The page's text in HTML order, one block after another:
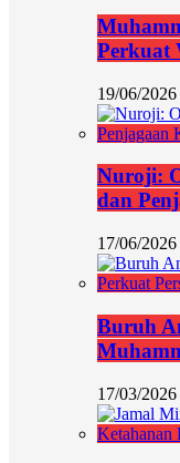
Perkuat
19/06/2026
Nuroji:
dan
17/06/2026
Buruh
17/03/2026